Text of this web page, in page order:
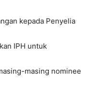
kepada Penyelia
IPH untuk
masing nominee